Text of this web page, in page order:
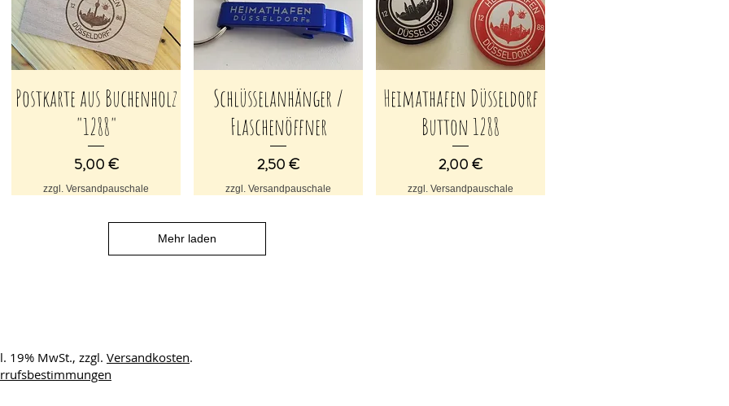
Schnellansicht
Postkarte aus Buchenholz
"1288"
Preis
5,00 €
zzgl. Versandpauschale
Schnellansicht
Schlüsselanhänger /
Flaschenöffner
Preis
2,50 €
zzgl. Versandpauschale
Schnellansicht
Heimathafen Düsseldorf
Button 1288
Preis
2,00 €
zzgl. Versandpauschale
Mehr laden
19% MwSt., zzgl. Versandkosten.